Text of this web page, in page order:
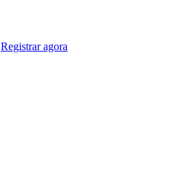
Registrar agora